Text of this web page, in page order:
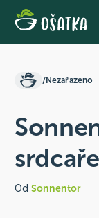
/Nezařazeno
Od Sonnentor